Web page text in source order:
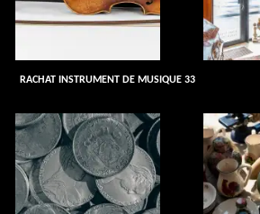
RACHAT INSTRUMENT DE MUSIQUE 33